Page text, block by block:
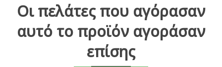
Οι πελάτες που αγόρασαν
αυτό το προϊόν αγοράσαν
επίσης